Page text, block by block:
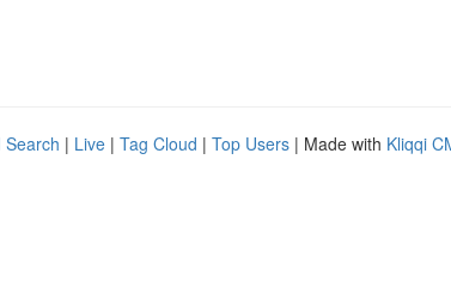
Search | Live | Tag Cloud | Top Users | Made with Kliqqi